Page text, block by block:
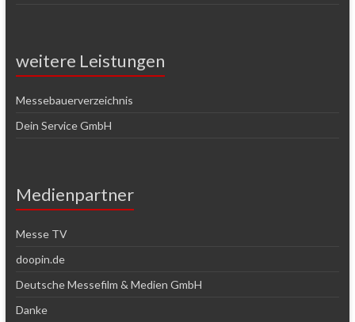
weitere Leistungen
Messebauerverzeichnis
Dein Service GmbH
Medienpartner
Messe TV
doopin.de
Deutsche Messefilm & Medien GmbH
Danke